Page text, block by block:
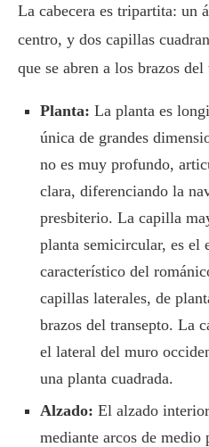
La cabecera es tripartita: un
centro, y dos capillas
que se abren a los brazos del
Planta: La planta es
única de grandes
no es muy profundo,
clara, diferenciando la
presbiterio. La capilla
planta semicircular, es el
característico del
capillas laterales, de
brazos del transepto. La
el lateral del muro
una planta cuadrada.
Alzado: El alzado
mediante arcos de medio